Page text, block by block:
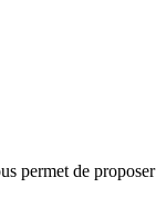
permet de